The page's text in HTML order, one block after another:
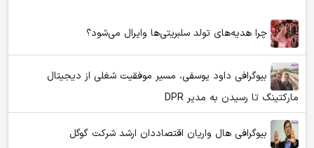
چرا هدیه‌های تولد سلبریتی‌ها وایرال می‌شود؟
بیوگرافی داود یوسفی، مسیر موفقیت شغلی از دیجیتال
مارکتینگ تا رسیدن به مدیر DPR
بیوگرافی هال واریان اقتصاددان ارشد شرکت گوگل